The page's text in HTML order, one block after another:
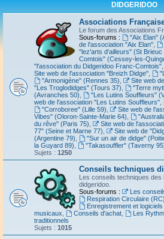
DIDGERIDOO
Associations
Le forum des Associations
Sous-forums :
"Aix Elan"
de l'association "Aix Elan"
"lez'arts d'ailleurs" (St Brieuc
Comtois" (Cessey-les-
"l'association du Didgeridoo Franc-Comtois"
Site web de l'association "Breizh Didge"
"Armonigène" (Rennes 35)
Site web
"Les Troglodidges" (Tours 37)
"Terre
(Avranches 50)
"Les Lutins Souffleurs"
web de l'association "Les Lutins Souffleurs"
"Corroboree" (Lille 59)
Site web de
Vibes" (Oloron-Sainte-Marie 64)
du rêve" (Paris 75)
Site web de
77" (Seine et Marne 77)
Site web de
(Argentine 79)
"Sur un air de didge"
la Guyard 89)
"Takasouffler" (Taverny
Sujets : 1250
Conseils techniques
Les conseils techniques
didgeridoo.
Sous-forums :
Les
Respiration Circulaire (RC)
Enregistrement et logiciels
musicaux
Conseils d'achat, Les
traditionnels
Sujets : 1015